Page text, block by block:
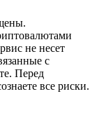
не несет
с
Перед
все риски.